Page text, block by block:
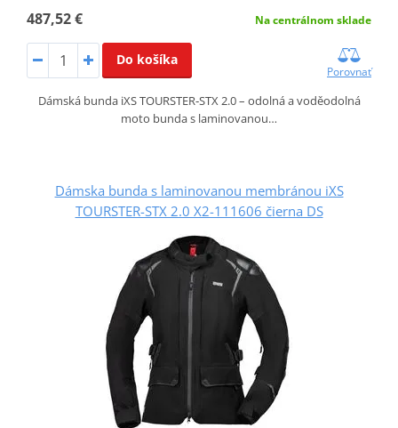
487,52 € Na centrálnom sklade
Do košíka
Porovnať
Dámská bunda iXS TOURSTER‑STX 2.0 – odolná a voděodolná
moto bunda s laminovanou…
Dámska bunda s laminovanou membránou iXS
TOURSTER-STX 2.0 X2-111606 čierna DS